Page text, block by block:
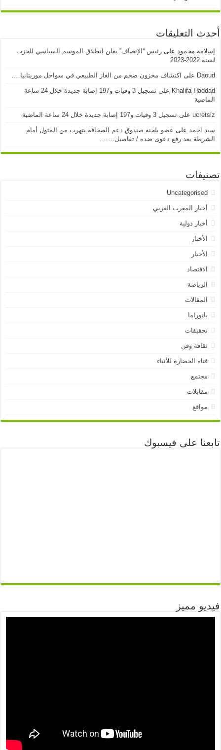
أحدث التعليقات
إسلامه محمود علىرئيس “الإنصاف” يعلن انطلاق الموسم السياسي للحزب
لسنة 2022-2023
Daoud على اكتشاف مخزون ضخم من الغاز الطبيعي في سواحل موريتانيا….
Khalifa Haddad على
تسجيل 3 وفيات و197 إصابة جديدة خلال 24 ساعة
الماضية
ucretsiz علىتسجيل 3 وفيات و197 إصابة جديدة خلال 24 ساعة الماضية
سيد احمد على عضو بلجنة صندوق دعم الصحافة يتهرب من المثول أمام
الشرطة بعد رفع دعوى ضده / تفاصيل…….
تصنيفات
Uncategorised
أخبار المغرب العربي
أخبار دولية
الأخبار
الأخبار
الاقتصاد
الرياضة
المقالات
بانوراما
تحقيقات
ثقافة وفن
قناة الحضارة للأنباء
مجتمع
مقابلات
مواقع
تابعنا على فيسبوك
فيديو مميز